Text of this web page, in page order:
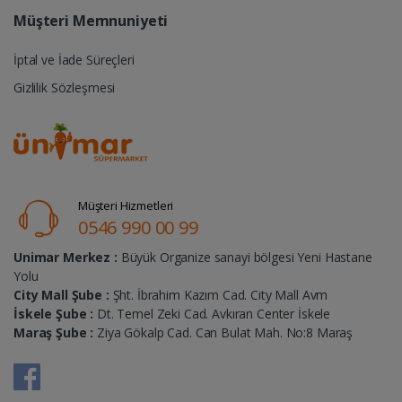
Müşteri Memnuniyeti
İptal ve İade Süreçleri
Gizlilik Sözleşmesi
Müşteri Hizmetleri
0546 990 00 99
Unimar Merkez : Büyük Organize sanayi bölgesi Yeni Hastane
Yolu
City Mall Şube : Şht. İbrahim Kazım Cad. City Mall Avm
İskele Şube : Dt. Temel Zeki Cad. Avkıran Center İskele
Maraş Şube : Ziya Gökalp Cad. Can Bulat Mah. No:8 Maraş